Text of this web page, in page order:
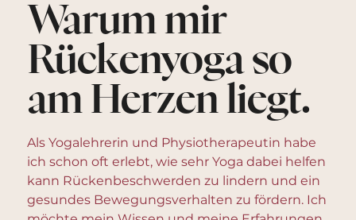
Warum mir
Rückenyoga so
am Herzen liegt.
Als Yogalehrerin und Physiotherapeutin habe
ich schon oft erlebt, wie sehr Yoga dabei helfen
kann Rückenbeschwerden zu lindern und ein
gesundes Bewegungsverhalten zu fördern. Ich